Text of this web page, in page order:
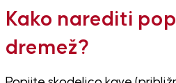
Kako narediti
dremež?